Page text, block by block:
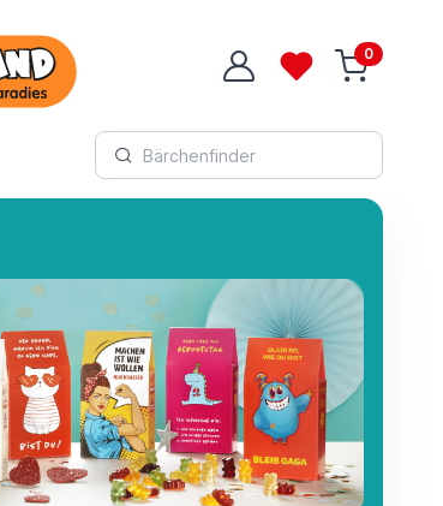
LoginWunschliste
0